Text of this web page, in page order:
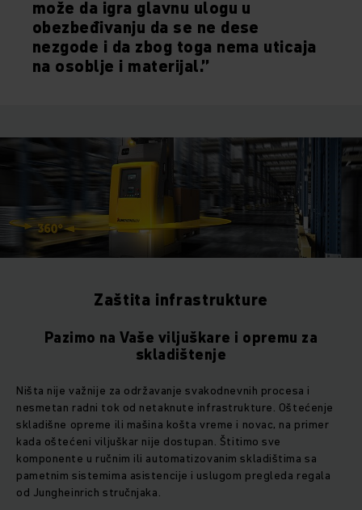
može da igra glavnu ulogu u
obezbeđivanju da se ne dese
nezgode i da zbog toga nema uticaja
na osoblje i materijal.”
Zaštita infrastrukture
Pazimo na Vaše viljuškare i opremu za
skladištenje
Ništa nije važnije za održavanje svakodnevnih procesa i
nesmetan radni tok od netaknute infrastrukture. Oštećenje
skladišne opreme ili mašina košta vreme i novac, na primer
kada oštećeni viljuškar nije dostupan. Štitimo sve
komponente u ručnim ili automatizovanim skladištima sa
pametnim sistemima asistencije i uslugom pregleda regala
od Jungheinrich stručnjaka.